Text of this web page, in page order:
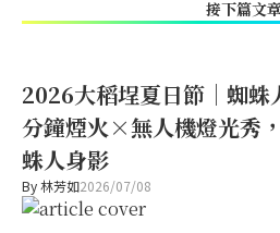
接下篇文
2026大稻埕夏日節｜蜘蛛
分鐘煙火×無人機燈光秀
蛛人身影
By林芳如2026/07/08